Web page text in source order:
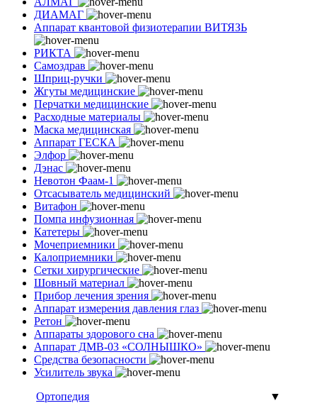
ДИАМАГ
Аппарат квантовой физиотерапии ВИТЯЗЬ
РИКТА
Самоздрав
Шприц-ручки
Жгуты медицинские
Перчатки медицинские
Расходные материалы
Маска медицинская
Аппарат ГЕСКА
Элфор
Дэнас
Невотон Фаам-1
Отсасыватель медицинский
Витафон
Помпа инфузионная
Катетеры
Мочеприемники
Калоприемники
Сетки хирургические
Шовный материал
Прибор лечения зрения
Аппарат измерения давления глаз
Ретон
Аппараты здорового сна
Аппарат ДМВ-03 «СОЛНЫШКО»
Средства безопасности
Усилитель звука
Ортопедия
▼